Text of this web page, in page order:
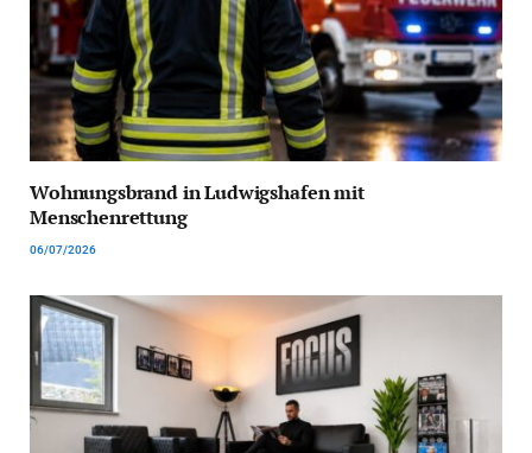
Wohnungsbrand in Ludwigshafen mit
Menschenrettung
06/07/2026